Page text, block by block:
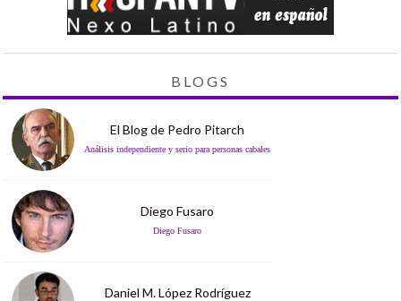
BLOGS
El Blog de Pedro Pitarch
Análisis independiente y serio para personas cabales
Diego Fusaro
Diego Fusaro
Daniel M. López Rodríguez